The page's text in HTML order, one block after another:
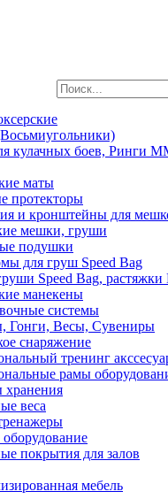
кулачных боев, Ринги
маты
протекторы
и кронштейны для
мешки, груши
подушки
для груш Speed Bag
Speed Bag, растяжки
манекены
системы
Гонги, Весы, Сувениры
снаряжение
тренинг
рамы
веса
покрытия для залов
мебель